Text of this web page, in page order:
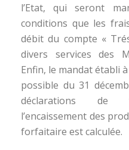
l’Etat, qui seront
conditions que les
débit du compte «
divers services des
Enfin, le mandat établi
possible du 31
déclarations de
l’encaissement des
forfaitaire est calculée.